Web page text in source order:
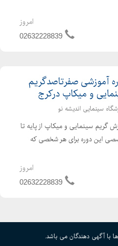
تئاتر و غیره) را آموزش می دهد.
امروز
02632228839
آموزشی صفرتاصدگریم
و میکاپ درکرج
سینمایی اندیشه نو
گریم سینمایی و میکاپ از پایه تا
این دوره برای هر شخصی که
که علاقه مند هستند به یک
امروز
02632228839
با آگهی دهندگان می باشد.